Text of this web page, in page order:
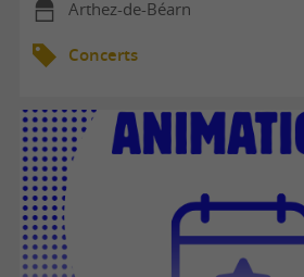
Arthez-de-Béarn
Concerts